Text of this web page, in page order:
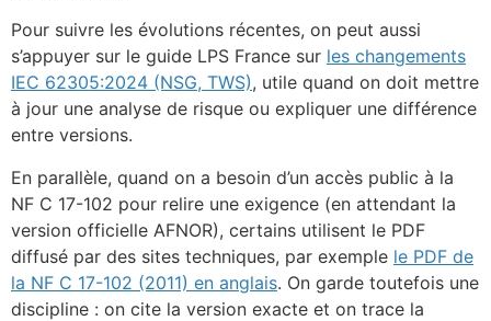
Pour suivre les évolutions récentes, on peut aussi
s’appuyer sur le guide LPS France sur les changements
IEC 62305:2024 (NSG, TWS), utile quand on doit mettre
à jour une analyse de risque ou expliquer une différence
entre versions.
En parallèle, quand on a besoin d’un accès public à la
NF C 17-102 pour relire une exigence (en attendant la
version officielle AFNOR), certains utilisent le PDF
diffusé par des sites techniques, par exemple le PDF de
la NF C 17-102 (2011) en anglais. On garde toutefois une
discipline : on cite la version exacte et on trace la